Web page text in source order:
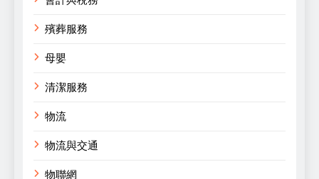
殯葬服務
母嬰
清潔服務
物流
物流與交通
物聯網